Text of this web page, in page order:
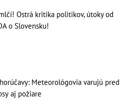
Ostrá kritika politikov, útoky od
o Slovensku!
Meteorológovia varujú pred
aj požiare